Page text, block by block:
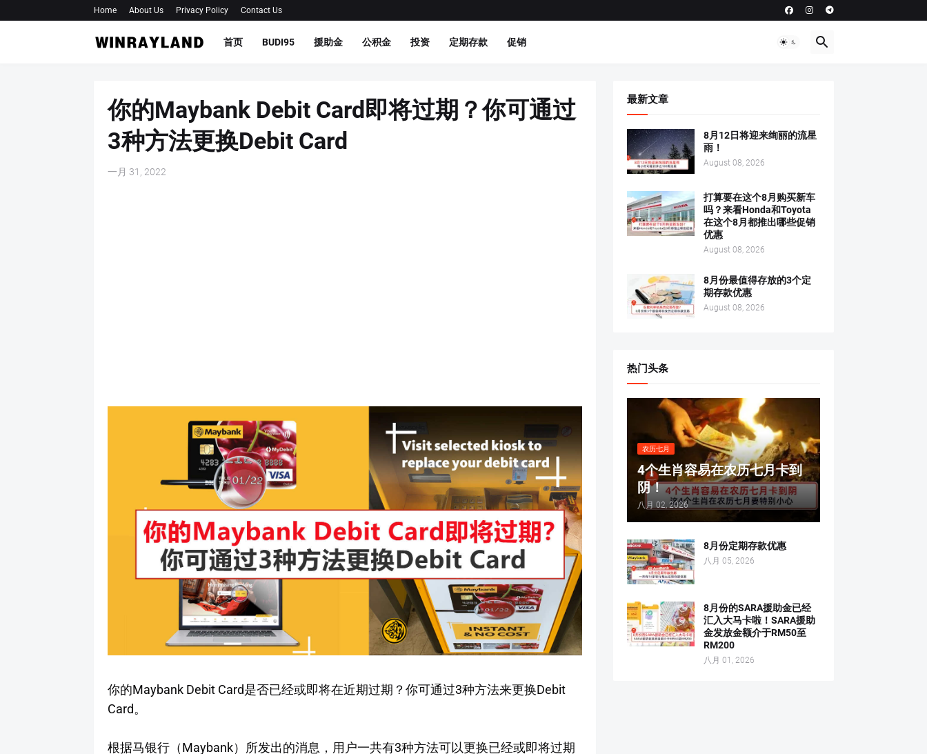
Home About Us Privacy Policy Contact Us
首页 BUDI95 援助金 公积金 投资 定期存款 促销
你的Maybank Debit Card即将过期？你可通过
3种方法更换Debit Card
一月 31, 2022
你的Maybank Debit Card是否已经或即将在近期过期？你可通过3种方法来更换Debit
Card。
根据马银行（Maybank）所发出的消息，用户一共有3种方法可以更换已经或即将过期
最新文章
8月12日将迎来绚丽的流星
雨！
August 08, 2026
打算要在这个8月购买新车
吗？来看Honda和Toyota
在这个8月都推出哪些促销
优惠
August 08, 2026
8月份最值得存放的3个定
期存款优惠
August 08, 2026
热门头条
农历七月
4个生肖容易在农历七月卡到
阴！
八月 02, 2026
8月份定期存款优惠
八月 05, 2026
8月份的SARA援助金已经
汇入大马卡啦！SARA援助
金发放金额介于RM50至
RM200
八月 01, 2026